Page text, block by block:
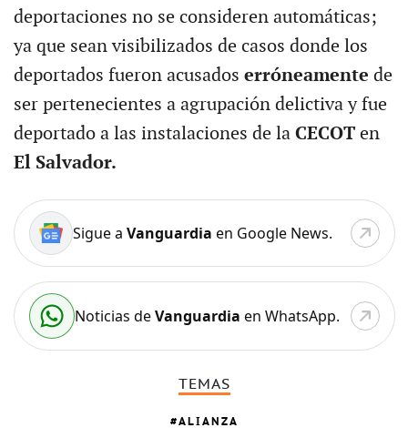
deportaciones no se consideren automáticas;
ya que sean visibilizados de casos donde los
deportados fueron acusados erróneamente de
ser pertenecientes a agrupación delictiva y fue
deportado a las instalaciones de la CECOT en
El Salvador.
Sigue a Vanguardia en Google News.
Noticias deVanguardia en WhatsApp.
TEMAS
ALIANZA